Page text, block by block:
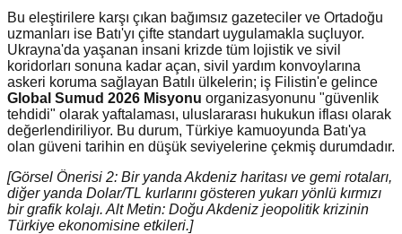
Bu eleştirilere karşı çıkan bağımsız gazeteciler ve Ortadoğu
uzmanları ise Batı'yı çifte standart uygulamakla suçluyor.
Ukrayna'da yaşanan insani krizde tüm lojistik ve sivil
koridorları sonuna kadar açan, sivil yardım konvoylarına
askeri koruma sağlayan Batılı ülkelerin; iş Filistin'e gelince
Global Sumud 2026 Misyonu organizasyonunu "güvenlik
tehdidi" olarak yaftalaması, uluslararası hukukun iflası olarak
değerlendiriliyor. Bu durum, Türkiye kamuoyunda Batı'ya
olan güveni tarihin en düşük seviyelerine çekmiş durumdadır.
[Görsel Önerisi 2: Bir yanda Akdeniz haritası ve gemi rotaları,
diğer yanda Dolar/TL kurlarını gösteren yukarı yönlü kırmızı
bir grafik kolajı. Alt Metin: Doğu Akdeniz jeopolitik krizinin
Türkiye ekonomisine etkileri.]